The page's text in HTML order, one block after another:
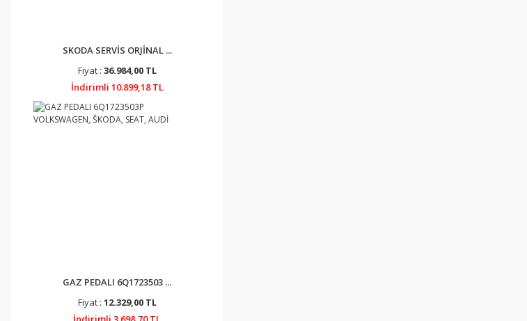
SKODA SERVİS ORJİNAL ...
Fiyat : 36.984,00 TL
İndirimli 10.899,18 TL
GAZ PEDALI 6Q1723503 ...
Fiyat : 12.329,00 TL